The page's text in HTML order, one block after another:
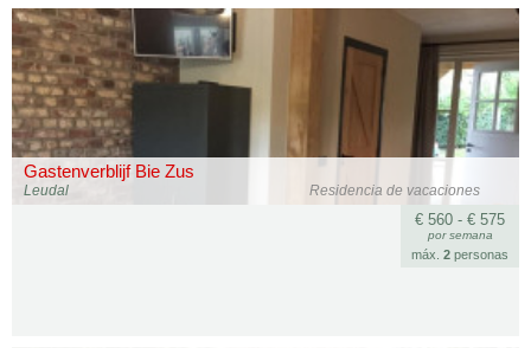
Gastenverblijf Bie Zus
Residencia de vacaciones
Leudal
€ 560 - € 575
por semana
máx. 2 personas